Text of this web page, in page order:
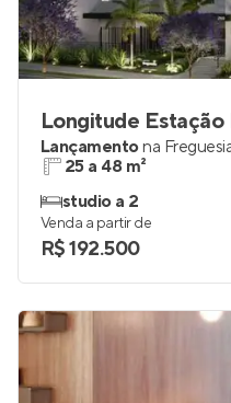
Longitude Estação
Lançamentona
25 a 48 m²
studio a 2
Venda a partir de
R$ 192.500